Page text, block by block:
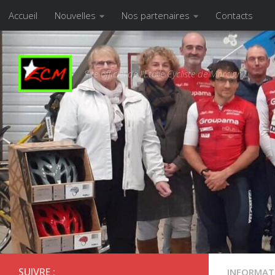
Skip to content
Accueil Nouvelles Nos partenaires Contacts
Site officiel de l'Etoile Cycliste de Marcigny
SUIVRE :